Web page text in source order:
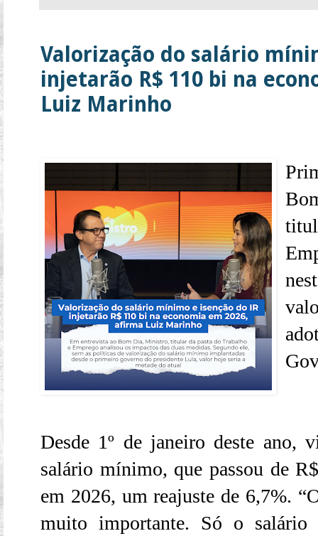
Valorização do salário
injetarão R$ 110 bi na
Luiz Marinho
Desde 1º de janeiro deste
salário mínimo, que passou de
em 2026, um reajuste de 6,7%.
muito importante. Só o salário